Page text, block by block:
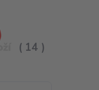
14